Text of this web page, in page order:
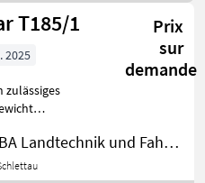
T185/1
Prix
sur
demande
2025
zulässiges
Zul. Gesamtgewicht 15000
ARNEUBA Landtechnik und Fahrzeuge GmbH Vertrieb und Service